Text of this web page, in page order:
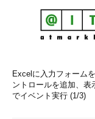
931852）
Windows
Defender を
が見つかり
（サポート技
時間の経過と
2.0 から更新
Excelに入力フォーム
ントロールを追加、表
でイベント実行 (1/3)